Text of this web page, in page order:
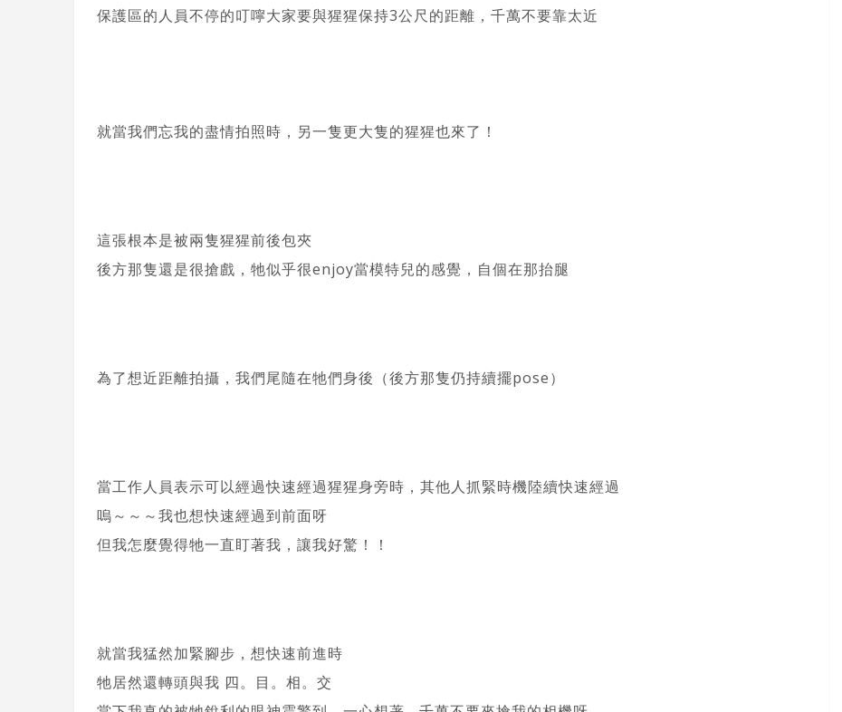
保護區的人員不停的叮嚀大家要與猩猩保持3公尺的距離，千萬不要靠太近
就當我們忘我的盡情拍照時，另一隻更大隻的猩猩也來了！
這張根本是被兩隻猩猩前後包夾
後方那隻還是很搶戲，牠似乎很enjoy當模特兒的感覺，自個在那抬腿
為了想近距離拍攝，我們尾隨在牠們身後（後方那隻仍持續擺pose）
當工作人員表示可以經過快速經過猩猩身旁時，其他人抓緊時機陸續快速經過
嗚～～～我也想快速經過到前面呀
但我怎麼覺得牠一直盯著我，讓我好驚！！
就當我猛然加緊腳步，想快速前進時
牠居然還轉頭與我 四。目。相。交